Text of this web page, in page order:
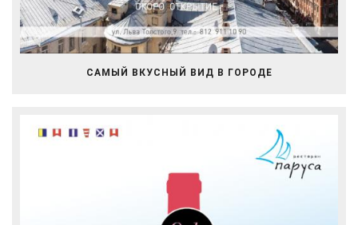
САМЫЙ ВКУСНЫЙ ВИД В ГОРОДЕ